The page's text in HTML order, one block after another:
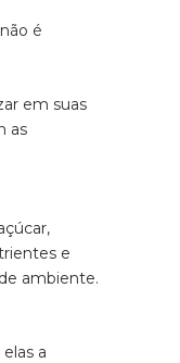
é
em suas
as
e
ambiente.
a